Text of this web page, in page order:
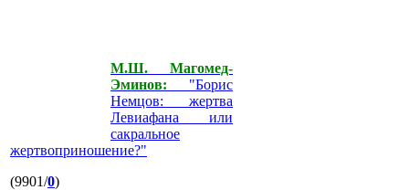
М.Ш. Магомед-
Эминов: "Борис
Немцов: жертва
Левиафана или
сакральное
жертвоприношение?"
(9901/0)